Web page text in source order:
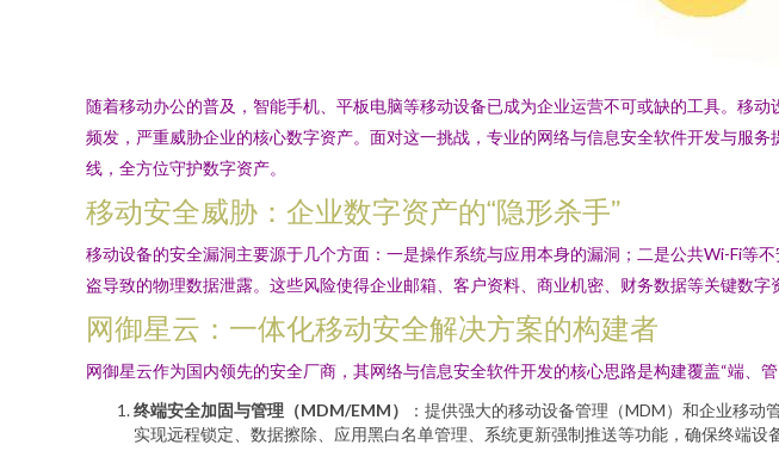
随着移动办公的普及，智能手机、平板电脑等移动设备已成为企业运营不可或缺的工具。移
频发，严重威胁企业的核心数字资产。面对这一挑战，专业的网络与信息安全软件开发与服
线，全方位守护数字资产。
移动安全威胁：企业数字资产的“隐形杀手”
移动设备的安全漏洞主要源于几个方面：一是操作系统与应用本身的漏洞；二是公共Wi-Fi等
盗导致的物理数据泄露。这些风险使得企业邮箱、客户资料、商业机密、财务数据等关键数
网御星云：一体化移动安全解决方案的构建者
网御星云作为国内领先的安全厂商，其网络与信息安全软件开发的核心思路是构建覆盖“端、
终端安全加固与管理（MDM/EMM）
：提供强大的移动设备管理（MDM）和企业移
实现远程锁定、数据擦除、应用黑白名单管理、系统更新强制推送等功能，确保终端设